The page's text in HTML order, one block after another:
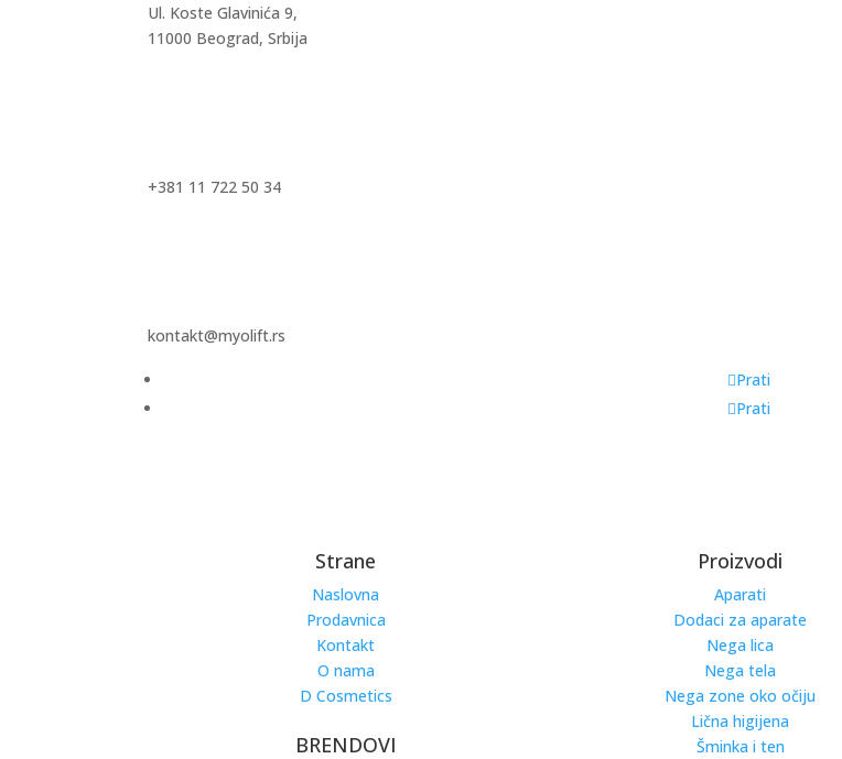
Ul. Koste Glavinića 9,
11000 Beograd, Srbija
+381 11 722 50 34
kontakt@myolift.rs
Prati
Prati
Strane
Naslovna
Prodavnica
Kontakt
O nama
D Cosmetics
BRENDOVI
Proizvodi
Aparati
Dodaci za aparate
Nega lica
Nega tela
Nega zone oko očiju
Lična higijena
Šminka i ten